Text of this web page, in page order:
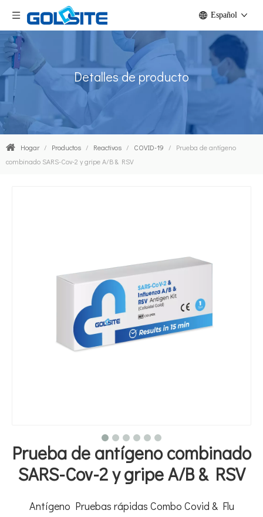
Español
Detalles de producto
Hogar / Productos / Reactivos / COVID-19 /
Prueba de antígeno
combinado SARS-Cov-2 y gripe A/B & RSV
Prueba de antígeno combinado
SARS-Cov-2 y gripe A/B & RSV
Antígeno Pruebas rápidas Combo Covid & Flu